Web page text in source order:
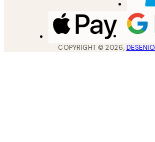
COPYRIGHT ©2026, DESENIO